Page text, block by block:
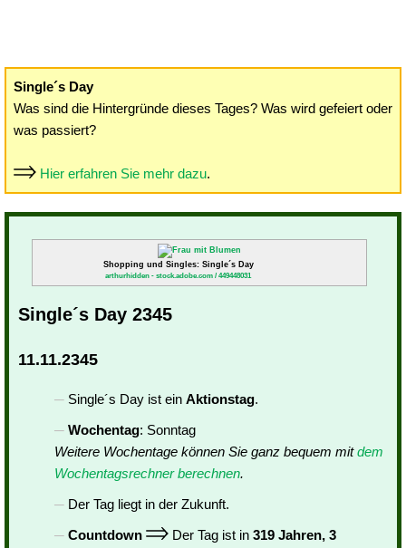
Single´s Day
Was sind die Hintergründe dieses Tages? Was wird gefeiert oder
was passiert?
Hier erfahren Sie mehr dazu.
Shopping und Singles: Single´s Day
arthurhidden - stock.adobe.com / 449448031
Single´s Day 2345
11.11.2345
Single´s Day ist ein Aktionstag.
Wochentag: Sonntag
Weitere Wochentage können Sie ganz bequem mitdem
Wochentagsrechner berechnen.
Der Tag liegt in der Zukunft.
Countdown
Der Tag ist in 319 Jahren, 3